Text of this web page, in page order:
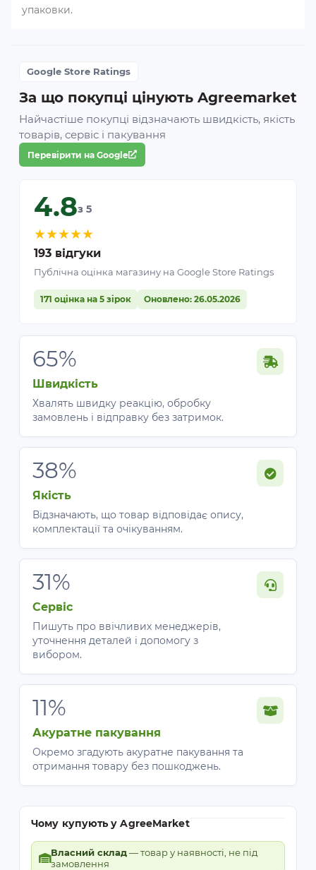
упаковки.
Google Store Ratings
За що покупці цінують Agreemarket
Найчастіше покупці відзначають швидкість, якість
товарів, сервіс і пакування
Перевірити на Google
4.8з 5
★★★★★
193 відгуки
Публічна оцінка магазину на Google Store Ratings
171 оцінка на 5 зірок Оновлено: 26.05.2026
65%
Швидкість
Хвалять швидку реакцію, обробку
замовлень і відправку без затримок.
38%
Якість
Відзначають, що товар відповідає опису,
комплектації та очікуванням.
31%
Сервіс
Пишуть про ввічливих менеджерів,
уточнення деталей і допомогу з
вибором.
11%
Акуратне пакування
Окремо згадують акуратне пакування та
отримання товару без пошкоджень.
Чому купують у AgreeMarket
Власний склад— товар у наявності, не під
замовлення